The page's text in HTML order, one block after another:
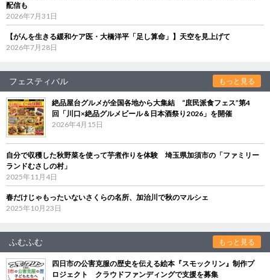
配信も
2026年7月31日
【がんを生きる緩和ケア医・大橋洋平「足し算命」】天空を見上げて
2026年7月28日
フェスティバル もっと見る
絶品屋台グルメが全国各地から大集結 “庶民派食フェス”第4
回「川口×絶品グルメビール＆日本酒祭り2026」を開催
2026年4月15日
自分で収穫した秋野菜を使って芋煮作りを体験 埼玉県加須市の「ファミリー
ランドむさしの村」
2025年11月4日
春だけじゃもったいないさくらの名所、加治川で秋のマルシェ
2025年10月23日
ふむふむ もっと見る
四日市の公害克服の歴史を伝える絵本『スモックリン』制作プ
ロジェクト クラウドファンディングで支援を募集